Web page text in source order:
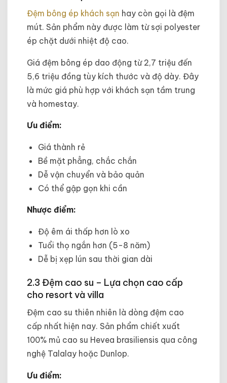
Đệm bông ép khách sạn hay còn gọi là đệm
mút. Sản phẩm này được làm từ sợi polyester
ép chặt dưới nhiệt độ cao.
Giá đệm bông ép dao động từ 2,7 triệu đến
5,6 triệu đồng tùy kích thước và độ dày. Đây
là mức giá phù hợp với khách sạn tầm trung
và homestay.
Ưu điểm:
Giá thành rẻ
Bề mặt phẳng, chắc chắn
Dễ vận chuyển và bảo quản
Có thể gập gọn khi cần
Nhược điểm:
Độ êm ái thấp hơn lò xo
Tuổi thọ ngắn hơn (5-8 năm)
Dễ bị xẹp lún sau thời gian dài
2.3 Đệm cao su – Lựa chọn cao cấp
cho resort và villa
Đệm cao su thiên nhiên là dòng đệm cao
cấp nhất hiện nay. Sản phẩm chiết xuất
100% mủ cao su Hevea brasiliensis qua công
nghệ Talalay hoặc Dunlop.
Ưu điểm: